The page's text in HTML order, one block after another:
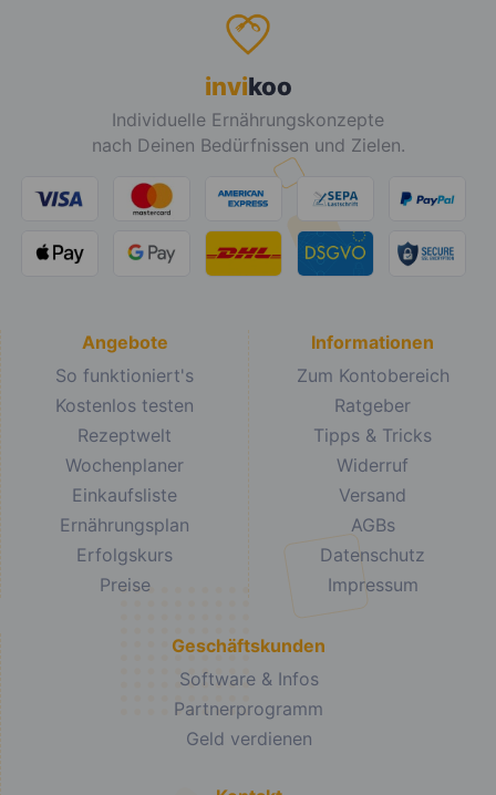
invikoo
Individuelle Ernährungskonzepte
nach Deinen Bedürfnissen und Zielen.
Angebote
So funktioniert's
Kostenlos testen
Rezeptwelt
Wochenplaner
Einkaufsliste
Ernährungsplan
Erfolgskurs
Preise
Informationen
Zum Kontobereich
Ratgeber
Tipps & Tricks
Widerruf
Versand
AGBs
Datenschutz
Impressum
Geschäftskunden
Software & Infos
Partnerprogramm
Geld verdienen